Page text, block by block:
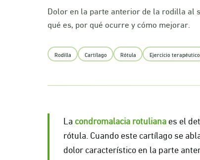
Dolor en la parte anterior de la rodilla al
qué es, por qué ocurre y cómo mejorar.
Rodilla Cartílago Rótula Ejercicio terapéutico
La condromalacia rotulianaes el
rótula. Cuando este cartílago se
dolor característico en la parte